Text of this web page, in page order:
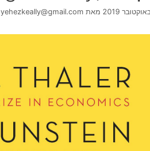
מאת yehezkeally@gmail.com